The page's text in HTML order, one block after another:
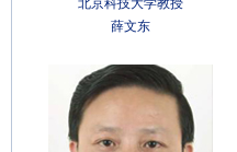
北京科技大学教授
薛文东